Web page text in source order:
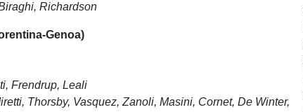
Richardson
Genoa)
Frendrup, Leali
Thorsby, Vasquez, Zanoli, Masini, Cornet, De Winter,